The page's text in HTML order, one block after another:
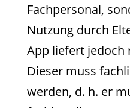
Fachpersonal,
Nutzung durch
App liefert jedoch
Dieser muss
werden, d. h. er